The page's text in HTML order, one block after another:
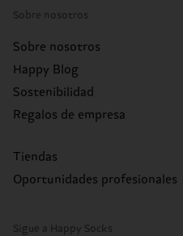
Sobre nosotros
Sobre nosotros
Happy Blog
Sostenibilidad
Regalos de empresa
Tiendas
Oportunidades profesionales
Sigue a Happy Socks